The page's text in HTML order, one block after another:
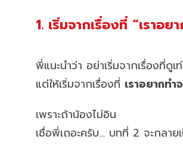
1. เริ่มจากเรื่องที่ “เราอ
พี่แนะนำว่า อย่าเริ่มจากเรื่องที่ดูเท่
แต่ให้เริ่มจากเรื่องที่ เราอยากทำ
เพราะถ้าน้องไม่อิน
เชื่อพี่เถอะครับ… บทที่ 2 จะกลาย